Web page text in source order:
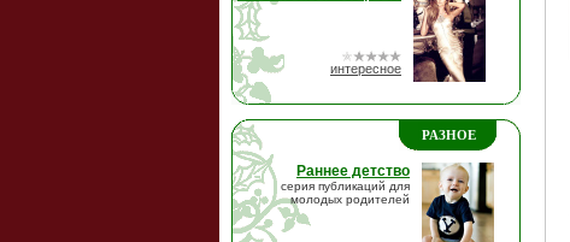
интересное
РАЗНОЕ
Раннее детство
серия публикаций для
молодых родителей